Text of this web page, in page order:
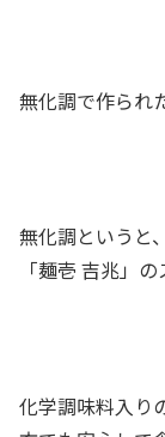
無化調で作られ
無化調というと
「麺壱 吉兆」
化学調味料入り